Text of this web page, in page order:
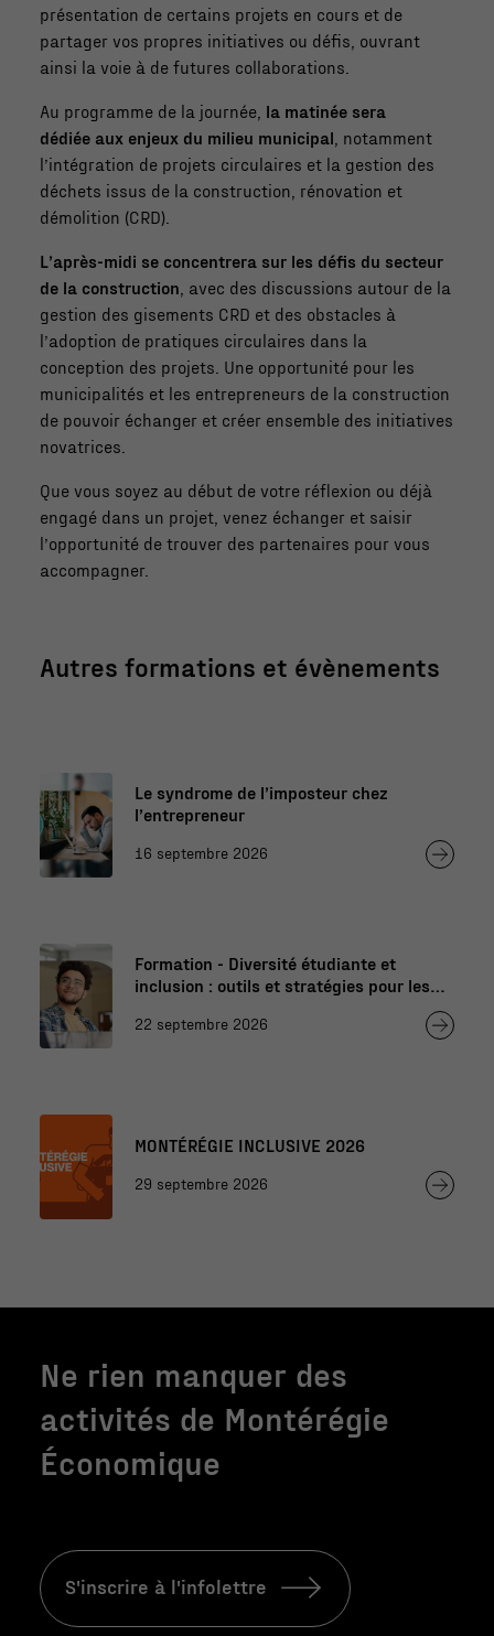
présentation de certains projets en cours et de
partager vos propres initiatives ou défis, ouvrant
ainsi la voie à de futures collaborations.
Au programme de la journée, la matinée sera
dédiée aux enjeux du milieu municipal , notamment
l’intégration de projets circulaires et la gestion des
déchets issus de la construction, rénovation et
démolition (CRD).
L’après-midi se concentrera sur les défis du secteur
de la construction , avec des discussions autour de la
gestion des gisements CRD et des obstacles à
l’adoption de pratiques circulaires dans la
conception des projets. Une opportunité pour les
municipalités et les entrepreneurs de la construction
de pouvoir échanger et créer ensemble des initiatives
novatrices.
Que vous soyez au début de votre réflexion ou déjà
engagé dans un projet, venez échanger et saisir
l’opportunité de trouver des partenaires pour vous
accompagner.
Autres formations et évènements
Le syndrome de l’imposteur chez
l’entrepreneur
16 septembre 2026
Formation - Diversité étudiante et
inclusion : outils et stratégies pour les
22 septembre 2026
MONTÉRÉGIE INCLUSIVE 2026
29 septembre 2026
Ne rien manquer des
activités de Montérégie
Économique
S'inscrire à l'infolettre
nécessaires au
fonctionnement
du site Web.
puissions
améliorer la
fonctionnalité